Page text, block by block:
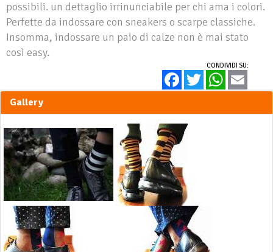
possibili. un dettaglio irrinunciabile per chi ama i colori.
Perfette da indossare con sneakers o scarpe classiche.
Insomma, indossare un paio di calze non è mai stato
così easy.
CONDIVIDI SU:
FacebookTwitter WhatsApp
Gallery